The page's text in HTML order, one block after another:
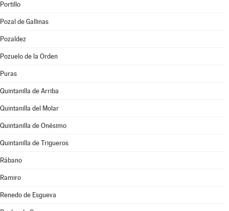
Portillo
Pozal de Gallinas
Pozaldez
Pozuelo de la Orden
Puras
Quintanilla de Arriba
Quintanilla del Molar
Quintanilla de Onésimo
Quintanilla de Trigueros
Rábano
Ramiro
Renedo de Esgueva